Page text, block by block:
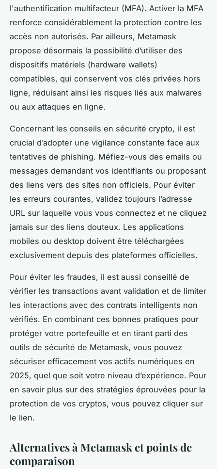
l'authentification multifacteur (MFA). Activer la MFA
renforce considérablement la protection contre les
accès non autorisés. Par ailleurs, Metamask
propose désormais la possibilité d’utiliser des
dispositifs matériels (hardware wallets)
compatibles, qui conservent vos clés privées hors
ligne, réduisant ainsi les risques liés aux malwares
ou aux attaques en ligne.
Concernant les conseils en sécurité crypto, il est
crucial d’adopter une vigilance constante face aux
tentatives de phishing. Méfiez-vous des emails ou
messages demandant vos identifiants ou proposant
des liens vers des sites non officiels. Pour éviter
les erreurs courantes, validez toujours l’adresse
URL sur laquelle vous vous connectez et ne cliquez
jamais sur des liens douteux. Les applications
mobiles ou desktop doivent être téléchargées
exclusivement depuis des plateformes officielles.
Pour éviter les fraudes, il est aussi conseillé de
vérifier les transactions avant validation et de limiter
les interactions avec des contrats intelligents non
vérifiés. En combinant ces bonnes pratiques pour
protéger votre portefeuille et en tirant parti des
outils de sécurité de Metamask, vous pouvez
sécuriser efficacement vos actifs numériques en
2025, quel que soit votre niveau d’expérience. Pour
en savoir plus sur des stratégies éprouvées pour la
protection de vos cryptos, vous pouvez cliquer sur
le lien.
Alternatives à Metamask et points de
comparaison